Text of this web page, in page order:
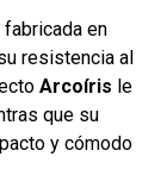
en
resistencia al
Arcoíris le
que su
y cómodo